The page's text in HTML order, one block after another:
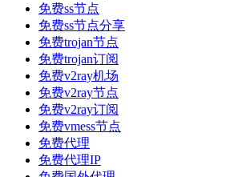
免费ss节点
免费ss节点分享
免费trojan节点
免费trojan订阅
免费v2ray机场
免费v2ray节点
免费v2ray订阅
免费vmess节点
免费代理
免费代理IP